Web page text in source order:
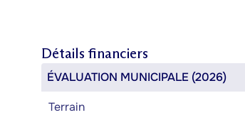
Détails financiers
ÉVALUATION MUNICIPALE (2026)
Terrain